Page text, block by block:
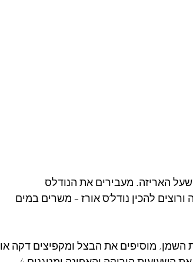
האריזה. מעבירים את הנודלס
להכין נודל’ס אורז – משרים במים
מוסיפים את הבצל ומקפיצים דקה או